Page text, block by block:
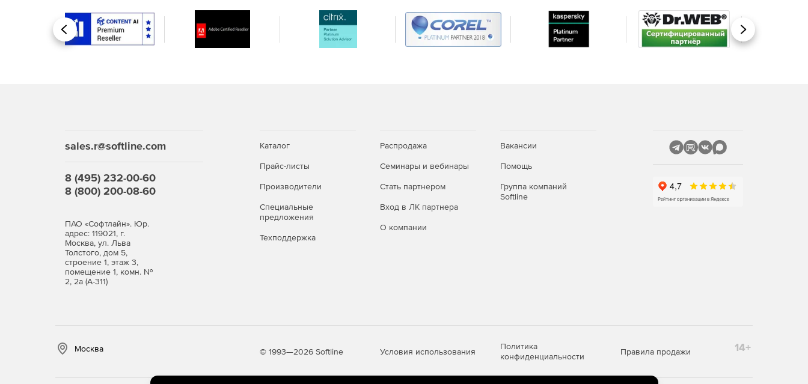
Назад Вперед
sales.r@softline.com
8 (495) 232-00-60
8 (800) 200-08-60
ПАО «Софтлайн». Юр.
адрес: 119021, г.
Москва, ул. Льва
Толстого, дом 5,
строение 1, этаж 3,
помещение 1, комн. №
2, 2а (А-311)
Каталог
Прайс-листы
Производители
Специальные
предложения
Техподдержка
Распродажа
Семинары и вебинары
Стать партнером
Вход в ЛК партнера
О компании
Вакансии
Помощь
Группа компаний
Softline
Москва © 1993—2026 Softline Условия использования
Политика
конфиденциальности
Правила продажи 14+